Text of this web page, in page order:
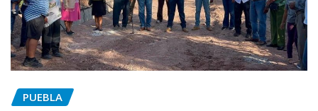
PUEBLA